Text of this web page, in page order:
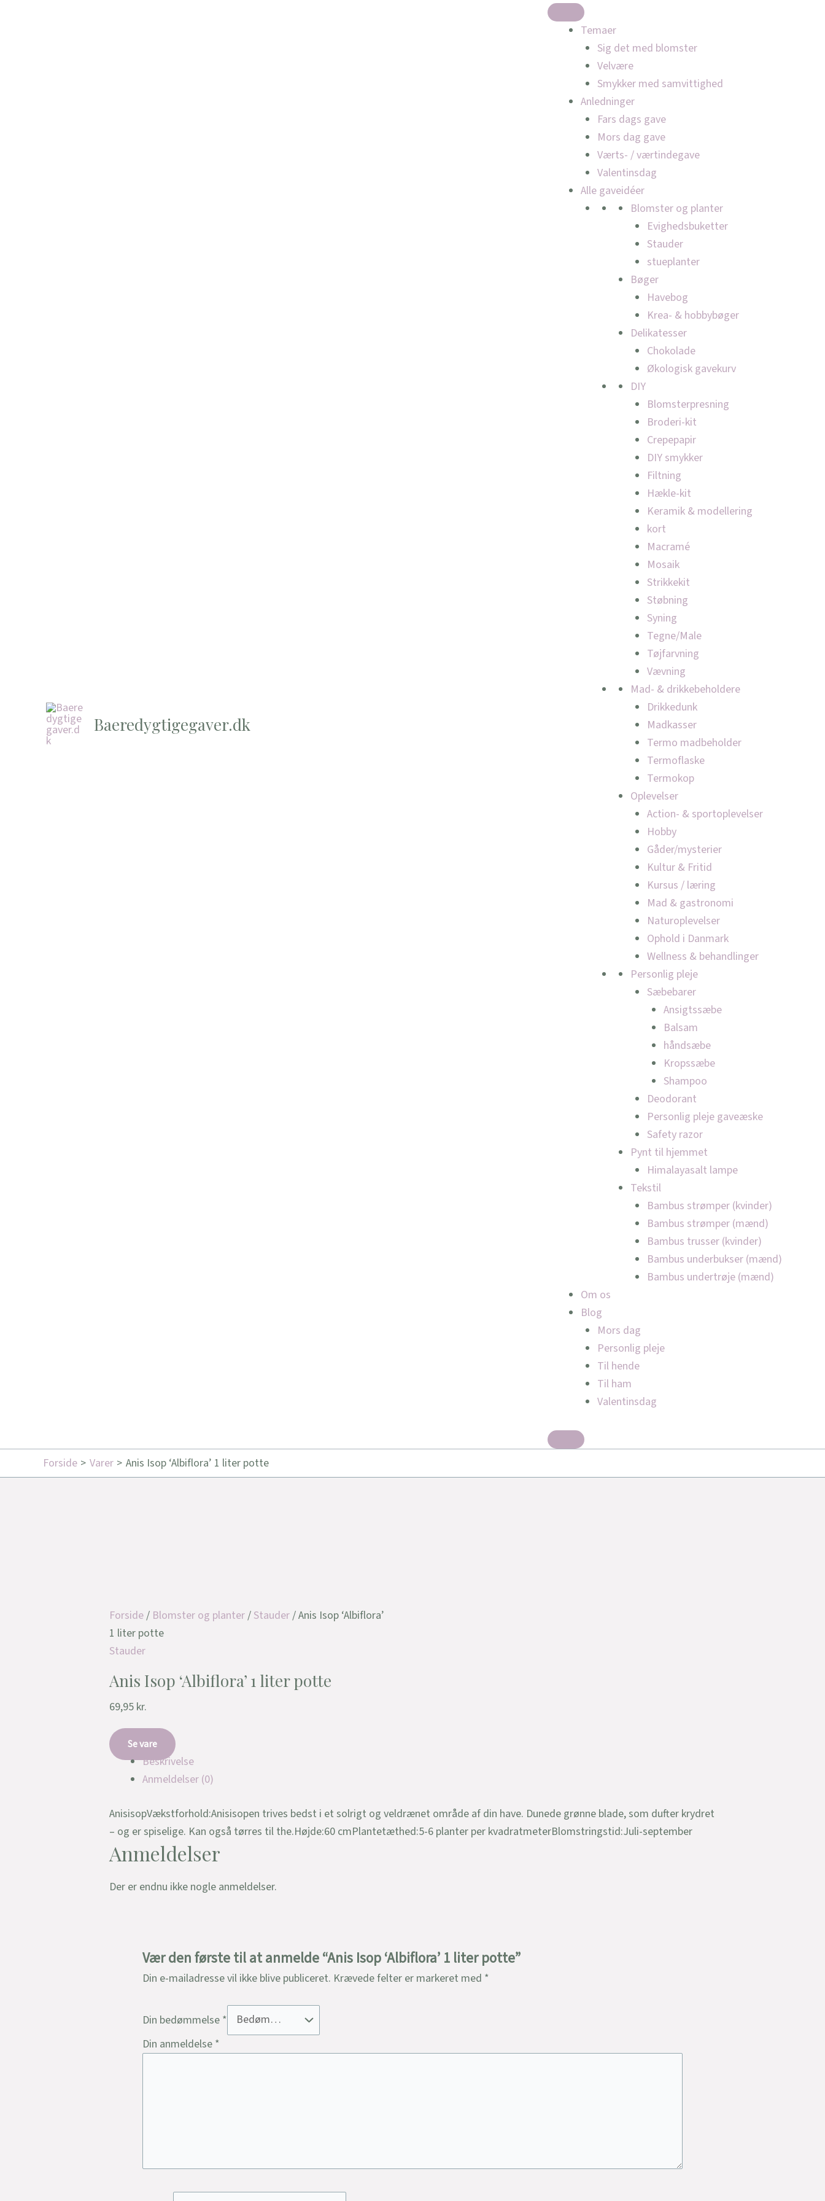
Baeredygtigegaver.dk
Temaer
Sig det med blomster
Velvære
Smykker med samvittighed
Anledninger
Fars dags gave
Mors dag gave
Værts- / værtindegave
Valentinsdag
Alle gaveidéer
Blomster og planter
Evighedsbuketter
Stauder
stueplanter
Bøger
Havebog
Krea- & hobbybøger
Delikatesser
Chokolade
Økologisk gavekurv
DIY
Blomsterpresning
Broderi-kit
Crepepapir
DIY smykker
Filtning
Hækle-kit
Keramik & modellering
kort
Macramé
Mosaik
Strikkekit
Støbning
Syning
Tegne/Male
Tøjfarvning
Vævning
Mad- & drikkebeholdere
Drikkedunk
Madkasser
Termo madbeholder
Termoflaske
Termokop
Oplevelser
Action- & sportoplevelser
Hobby
Gåder/mysterier
Kultur & Fritid
Kursus / læring
Mad & gastronomi
Naturoplevelser
Ophold i Danmark
Wellness & behandlinger
Personlig pleje
Sæbebarer
Ansigtssæbe
Balsam
håndsæbe
Kropssæbe
Shampoo
Deodorant
Personlig pleje gaveæske
Safety razor
Pynt til hjemmet
Himalayasalt lampe
Tekstil
Bambus strømper (kvinder)
Bambus strømper (mænd)
Bambus trusser (kvinder)
Bambus underbukser (mænd)
Bambus undertrøje (mænd)
Om os
Blog
Mors dag
Personlig pleje
Til hende
Til ham
Valentinsdag
Forside Varer Anis Isop ‘Albiflora’ 1 liter potte
Forside/ Blomster og planter/ Stauder/ Anis Isop ‘Albiflora’
1 liter potte
Stauder
Anis Isop ‘Albiflora’ 1 liter potte
69,95 kr.
Se vare
Beskrivelse
Anmeldelser (0)
AnisisopVækstforhold:Anisisopen trives bedst i et solrigt og veldrænet område af din have. Dunede grønne blade, som dufter krydret
– og er spiselige. Kan også tørres til the.Højde:60 cmPlantetæthed:5-6 planter per kvadratmeterBlomstringstid:Juli-september
Anmeldelser
Der er endnu ikke nogle anmeldelser.
Vær den første til at anmelde “Anis Isop ‘Albiflora’ 1 liter potte”
Din e-mailadresse vil ikke blive publiceret. Krævede felter er markeret med *
Din bedømmelse *
Din anmeldelse *